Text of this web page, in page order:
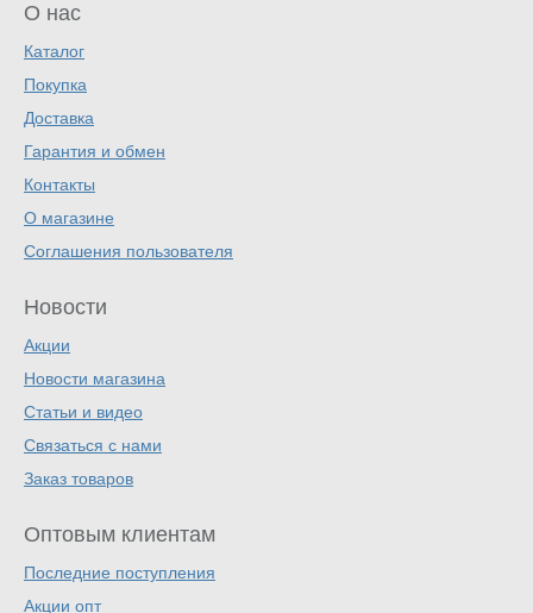
О нас
Каталог
Покупка
Доставка
Гарантия и обмен
Контакты
О магазине
Соглашения пользователя
Новости
Акции
Новости магазина
Статьи и видео
Связаться с нами
Заказ товаров
Оптовым клиентам
Последние поступления
Акции опт